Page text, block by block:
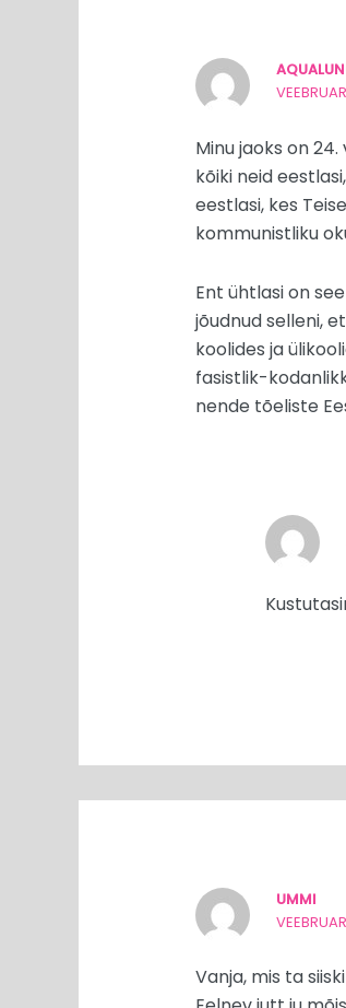
Minu jaoks on
kõiki neid
eestlasi, kes
kommunistliku
Ent ühtlasi on
jõudnud selleni,
koolides ja
fasistlik-
nende tõeliste
UMMI
Vanja, mis ta